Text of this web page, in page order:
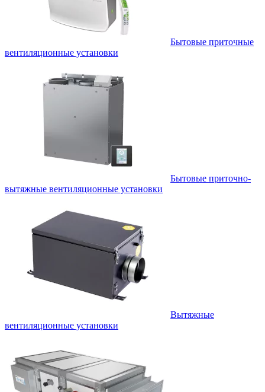
Бытовые приточные
вентиляционные установки
Бытовые приточно-
вытяжные вентиляционные установки
Вытяжные
вентиляционные установки